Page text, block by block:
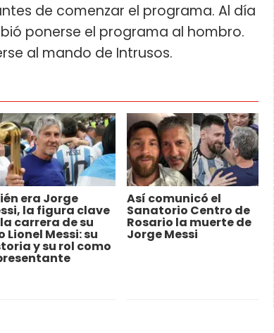
de comenzar el programa. Al día
ponerse el programa al hombro.
al mando de Intrusos.
era Jorge
la figura clave
carrera de su
Lionel Messi: su
y su rol como
Así comunicó el
Sanatorio Centro de
Rosario la muerte de
Jorge Messi